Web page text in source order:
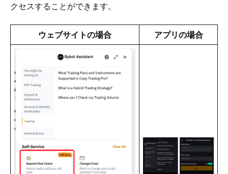
クセスすることができます。
ウェブサイトの場合 アプリの場合